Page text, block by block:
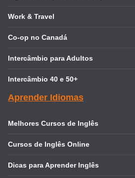
Work & Travel
Co-op no Canadá
Intercâmbio para Adultos
Intercâmbio 40 e 50+
Aprender Idiomas
Melhores Cursos de Inglês
Cursos de Inglês Online
Dicas para Aprender Inglês